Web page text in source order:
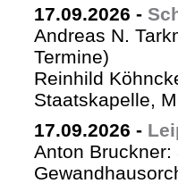
17.09.2026 -
Andreas N.
Termine)
Reinhild
Staatskapelle,
17.09.2026 -
Anton